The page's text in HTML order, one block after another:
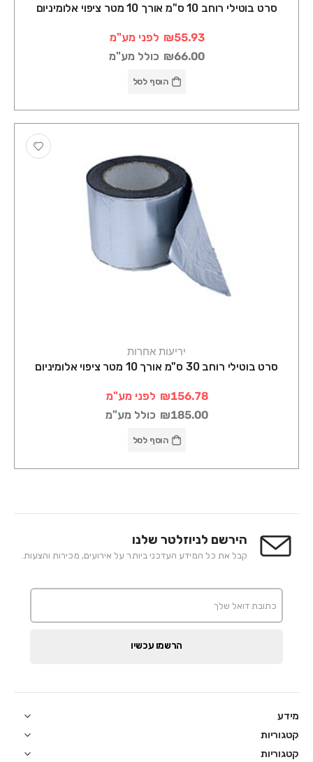
סרט בוטילי רוחב 10 ס"מ אורך 10 מטר ציפוי אלומיניום
₪55.93 לפני מע"מ
₪66.00 כולל מע"מ
הוסף לסל
יריעות אחרות
סרט בוטילי רוחב 30 ס"מ אורך 10 מטר ציפוי אלומיניום
₪156.78 לפני מע"מ
₪185.00 כולל מע"מ
הוסף לסל
הירשם לניוזלטר שלנו
קבל את כל המידע העדכני ביותר על אירועים, מכירות והצעות.
הרשמו עכשיו
מידע
קטגוריות
קטגוריות